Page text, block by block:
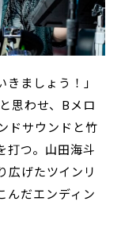
きましょう！」
思わせ、Bメロ
ドサウンドと竹
打つ。山田海斗
広げたツインリ
んだエンディン